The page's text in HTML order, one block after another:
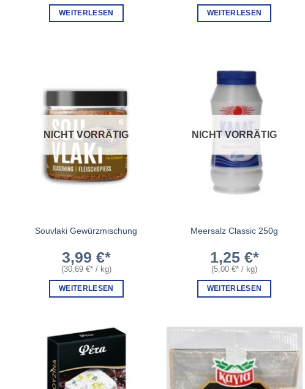
WEITERLESEN WEITERLESEN
NICHT VORRÄTIG
Souvlaki Gewürzmischung
3,99 €
(30,69 € / kg)
WEITERLESEN
NICHT VORRÄTIG
Meersalz Classic 250g
1,25 €
(5,00€ / kg)
WEITERLESEN